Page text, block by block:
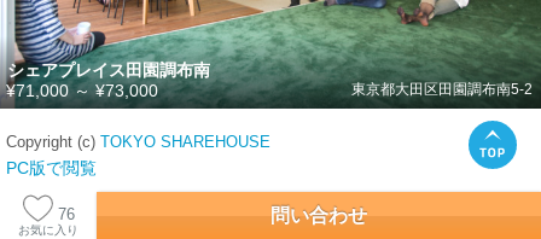
76
お気に入り
問い合わせ
シェアプレイス田園調布南
東京都大田区田園調布南5-2
¥71,000～ ¥73,000
Copyright (c) TOKYO SHAREHOUSE
PC版で閲覧